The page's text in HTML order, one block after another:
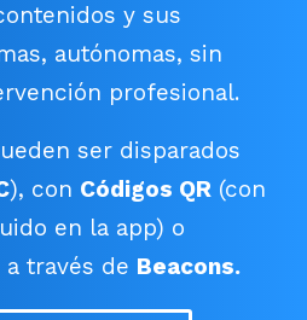
y sus
autónomas, sin
profesional.
ser disparados
), con Códigos QR(con
en la app) o
través de Beacons.